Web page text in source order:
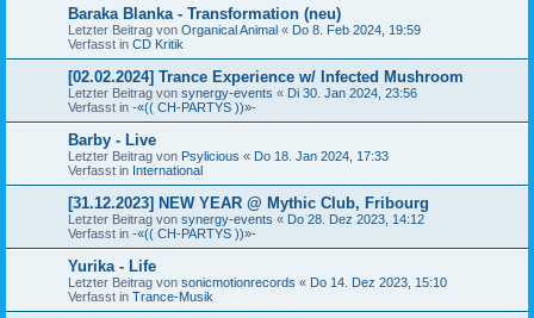
Baraka Blanka - Transformation (neu)
Letzter Beitrag von Organical Animal « Do 8. Feb 2024, 19:59
Verfasst in CD Kritik
[02.02.2024] Trance Experience w/ Infected Mushroom
Letzter Beitrag von synergy-events « Di 30. Jan 2024, 23:56
Verfasst in -«(( CH-PARTYS ))»-
Barby - Live
Letzter Beitrag von Psylicious « Do 18. Jan 2024, 17:33
Verfasst in International
[31.12.2023] NEW YEAR @ Mythic Club, Fribourg
Letzter Beitrag von synergy-events « Do 28. Dez 2023, 14:12
Verfasst in -«(( CH-PARTYS ))»-
Yurika - Life
Letzter Beitrag von sonicmotionrecords « Do 14. Dez 2023, 15:10
Verfasst in Trance-Musik